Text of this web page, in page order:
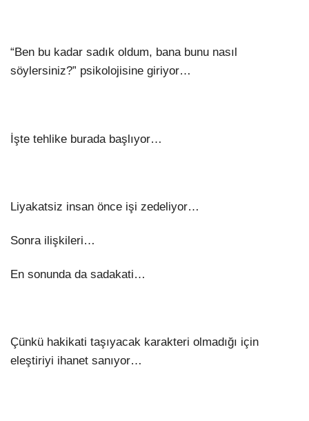
“Ben bu kadar sadık oldum, bana bunu nasıl
söylersiniz?” psikolojisine giriyor…
İşte tehlike burada başlıyor…
Liyakatsiz insan önce işi zedeliyor…
Sonra ilişkileri…
En sonunda da sadakati…
Çünkü hakikati taşıyacak karakteri olmadığı için
eleştiriyi ihanet sanıyor…